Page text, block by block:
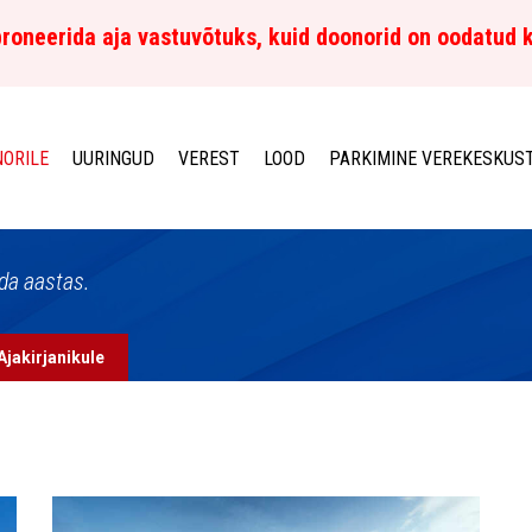
aja vastuvõtuks, kuid doonorid on oodatud
UURINGUD VEREST LOOD PARKIMINE
aastas.